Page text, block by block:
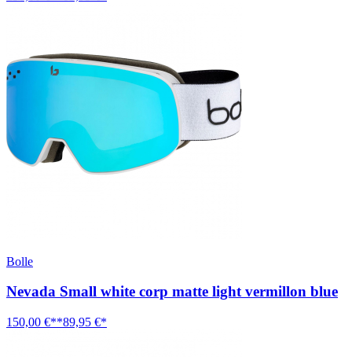
Bolle
Nevada Small white corp matte light vermillon blue
150,00 €**89,95 €*